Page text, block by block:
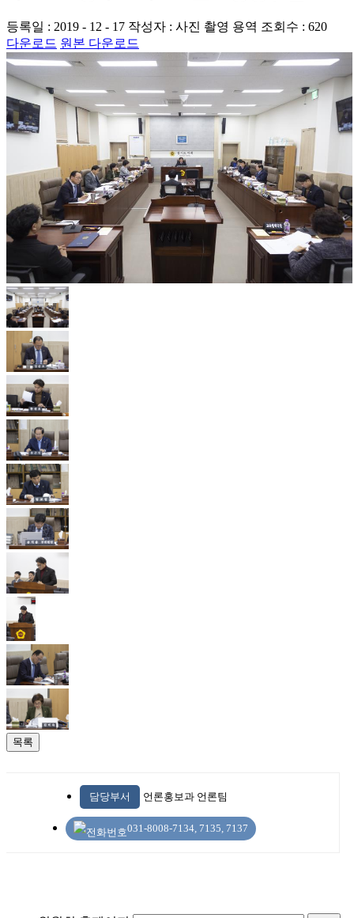
등록일 : 2019 - 12 - 17 작성자 : 사진 촬영 용역 조회수 : 620
다운로드 원본 다운로드
목록
담당부서 언론홍보과 언론팀
031-8008-7134, 7135, 7137